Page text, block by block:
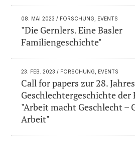
08. MAI 2023 / FORSCHUNG, EVENTS
"Die Gernlers. Eine Basler
Familiengeschichte"
23. FEB. 2023 / FORSCHUNG, EVENTS
Call for papers zur 28.
Geschlechtergeschichte
"Arbeit macht Geschlecht –
Arbeit"